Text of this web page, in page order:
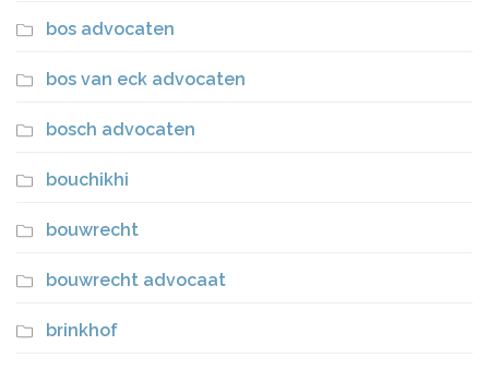
bos advocaten
bos van eck advocaten
bosch advocaten
bouchikhi
bouwrecht
bouwrecht advocaat
brinkhof